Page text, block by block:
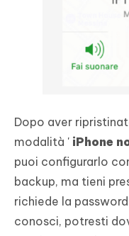
Dopo aver
modalità ' iPhone
puoi configurarlo
backup, ma tieni
richiede la
conosci, potresti